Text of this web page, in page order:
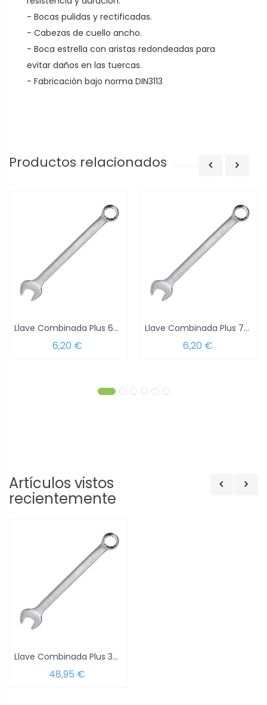
- Bocas pulidas y rectificadas.
- Cabezas de cuello ancho.
- Boca estrella con aristas redondeadas para
evitar daños en las tuercas.
- Fabricación bajo norma DIN3113
Productos relacionados
Llave Combinada Plus 6x6 DIN 3113
6,20 €
Llave Combinada Plus 7x7 DIN 3113
6,20 €
Artículos vistos
recientemente
Llave Combinada Plus 36x36 DIN 3113
48,95 €